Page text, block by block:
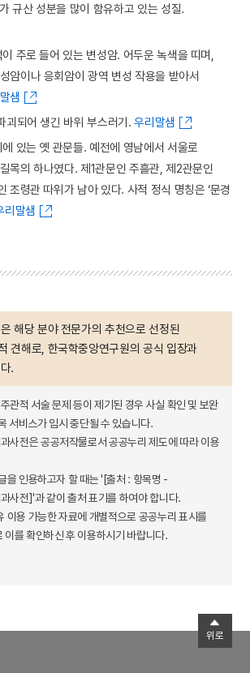
규산 성분을 많이 함유하고 있는 성질.
주로 들어 있는 변성암. 어두운 녹색을 띠며,
암이나 응회암이 광역 변성 작용을 받아서
샘
괴되어 생긴 바위 부스러기.우리말샘
있는 옛 관문들. 예전에 영남에서 서울로
목의 하나였다. 제1관문인 주흘관, 제2관문인
조령관 따위가 남아 있다. 사적 정식 명칭은 ‘문경
리말샘
해당 분야 전문가의 추천으로 선정된
견해로, 한국학중앙연구원의 공식 입장과
.
관적 서술 문제 등이 제기된 경우 사실 확인 및 보완
서비스가 임시 중단될 수 있습니다.
사전은 공공저작물로서 공공누리 제도에 따라 이용
을 인용하고자 할 때는 '[출처 : 항목명 -
사전]'과 같이 출처 표기를 하여야 합니다.
이용 가능한 자료에 개별적으로 공공누리 표시를
이를 확인하신 후 이용하시기 바랍니다.
위로